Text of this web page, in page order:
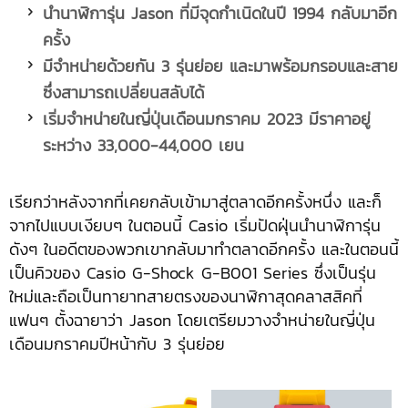
นำนาฬิการุ่น Jason ที่มีจุดกำเนิดในปี 1994 กลับมาอีก
ครั้ง
มีจำหน่ายด้วยกัน 3 รุ่นย่อย และมาพร้อมกรอบและสาย
ซึ่งสามารถเปลี่ยนสลับได้
เริ่มจำหน่ายในญี่ปุ่นเดือนมกราคม 2023 มีราคาอยู่
ระหว่าง 33,000-44,000 เยน
เรียกว่าหลังจากที่เคยกลับเข้ามาสู่ตลาดอีกครั้งหนึ่ง และก็
จากไปแบบเงียบๆ ในตอนนี้ Casio เริ่มปัดฝุ่นนำนาฬิการุ่น
ดังๆ ในอดีตของพวกเขากลับมาทำตลาดอีกครั้ง และในตอนนี้
เป็นคิวของ Casio G-Shock G-B001 Series ซึ่งเป็นรุ่น
ใหม่และถือเป็นทายาทสายตรงของนาฬิกาสุดคลาสสิคที่
แฟนๆ ตั้งฉายาว่า Jason โดยเตรียมวางจำหน่ายในญี่ปุ่น
เดือนมกราคมปีหน้ากับ 3 รุ่นย่อย